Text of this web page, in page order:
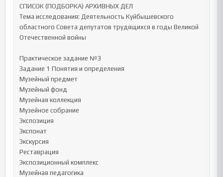
СПИСОК (ПОДБОРКА) АРХИВНЫХ ДЕЛ
Тема исследования: Деятельность Куйбышевского
областного Совета депутатов трудящихся в годы Великой
Отечественной войны
Практическое задание №3
Задание 1 Понятия и определения
Музейный предмет
Музейный фонд
Музейная коллекция
Музейное собрание
Экспозиция
Экспонат
Экскурсия
Реставрация
Экспозиционный комплекс
Музейная педагогика